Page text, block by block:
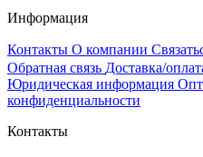
Информация
Контакты О компании
Обратная связь Доставка/
Юридическая информация Опт
конфиденциальности
Контакты